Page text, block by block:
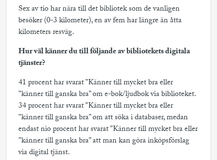
Sex av tio har nära till det bibliotek som de vanligen
besöker (0-3 kilometer), en av fem har längre än åtta
kilometers resväg.
Hur väl känner du till följande av bibliotekets digitala
tjänster?
41 procent har svarat ”Känner till mycket bra eller
”känner till ganska bra” om e-bok/ljudbok via biblioteket.
34 procent har svarat ”Känner till mycket bra eller
”känner till ganska bra” om att söka i databaser, medan
endast nio procent har svarat ”Känner till mycket bra eller
”känner till ganska bra” att man kan göra inköpsförslag
via digital tjänst.